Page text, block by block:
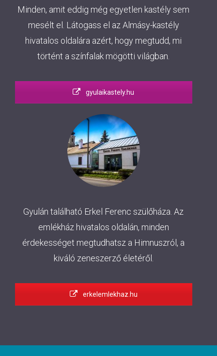
Minden, amit eddig még egyetlen kastély sem
mesélt el. Látogass el az Almásy-kastély
hivatalos oldalára azért, hogy megtudd, mi
történt a színfalak mögötti világban.
gyulaikastely.hu
Gyulán található Erkel Ferenc szülőháza. Az
emlékház hivatalos oldalán, minden
érdekességet megtudhatsz a Himnuszról, a
kiváló zeneszerző életéről.
erkelemlekhaz.hu